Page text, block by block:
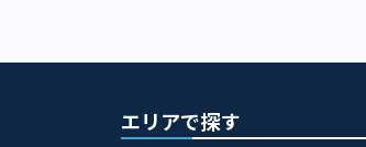
エリアで探す